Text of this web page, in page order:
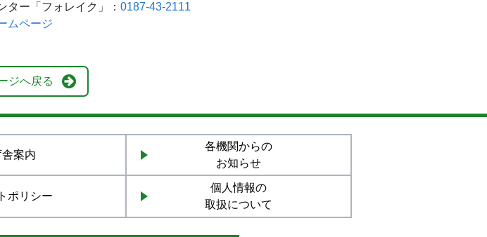
ター「フォレイク」： 0187-43-2111
ムページ
ジへ戻る
舎案内
各機関からの
お知らせ
ポリシー
個人情報の
取扱について